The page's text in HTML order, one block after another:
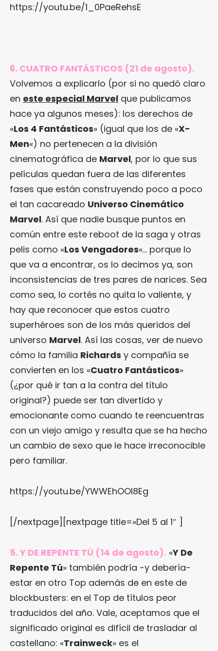
https://youtu.be/1_0PaeRehsE
6. CUATRO FANTÁSTICOS (21 de agosto).
Volvemos a explicarlo (por si no quedó claro
en este especial Marvel que publicamos
hace ya algunos meses): los derechos de
«Los 4 Fantásticos» (igual que los de «X-
Men«) no pertenecen a la división
cinematográfica de Marvel, por lo que sus
películas quedan fuera de las diferentes
fases que están construyendo poco a poco
el tan cacareado Universo Cinemático
Marvel. Así que nadie busque puntos en
común entre este reboot de la saga y otras
pelis como «Los Vengadores«… porque lo
que va a encontrar, os lo decimos ya, son
inconsistencias de tres pares de narices. Sea
como sea, lo cortés no quita lo valiente, y
hay que reconocer que estos cuatro
superhéroes son de los más queridos del
universo Marvel. Así las cosas, ver de nuevo
cómo la familia Richards y compañía se
convierten en los «Cuatro Fantásticos»
(¿por qué ir tan a la contra del título
original?) puede ser tan divertido y
emocionante como cuando te reencuentras
con un viejo amigo y resulta que se ha hecho
un cambio de sexo que le hace irreconocible
pero familiar.
https://youtu.be/YWWEhOOl8Eg
[/nextpage][nextpage title=»Del 5 al 1″ ]
5. Y DE REPENTE TÚ (14 de agosto). «Y De
Repente Tú» también podría -y debería-
estar en otro Top además de en este de
blockbusters: en el Top de títulos peor
traducidos del año. Vale, aceptamos que el
significado original es difícil de trasladar al
castellano: «Trainweck» es el